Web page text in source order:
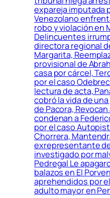
expareja imputada
Venezolano
robo y violación en
Delincuentes
directora regional
Margarita,
provisional de
casa por cárcel,
por el caso
lectura de acta,
cobró la vida de
de Pacora,
condenan a
por el caso
Chorrera,
exrepresentante
investigado por
Pedregal Le
balazos en El
aprehendidos por
adulto mayor en